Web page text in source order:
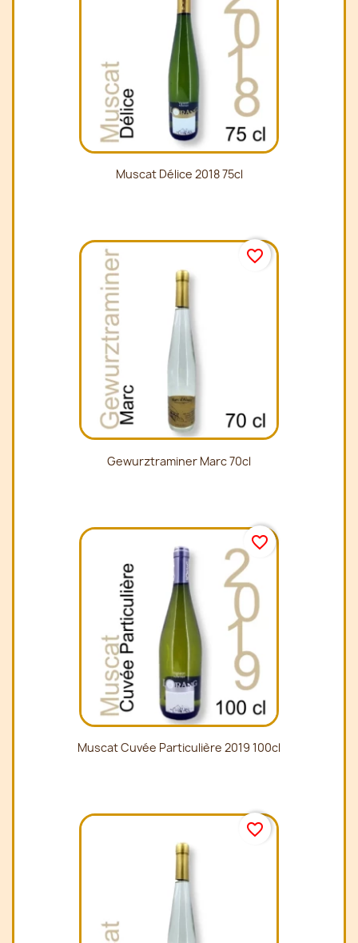
Muscat Délice 2018 75cl
Gewurztraminer Marc 70cl
favorite_border
Muscat Cuvée Particulière 2019 100cl
favorite_border
favorite_border